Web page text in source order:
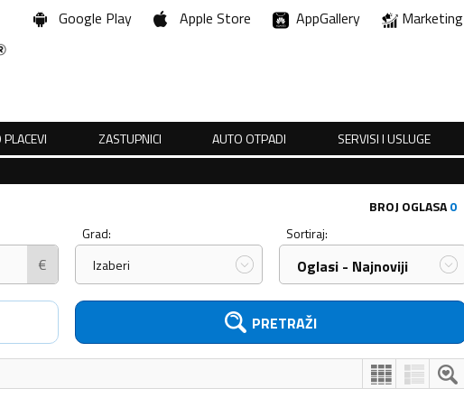
Google Play Apple Store AppGallery Marketing
ZASTUPNICI AUTO OTPADI SERVISI I USLUGE
BROJ OGLASA0
€
Grad:
Izaberi
Sortiraj:
Oglasi - Najnoviji
PRETRAŽI